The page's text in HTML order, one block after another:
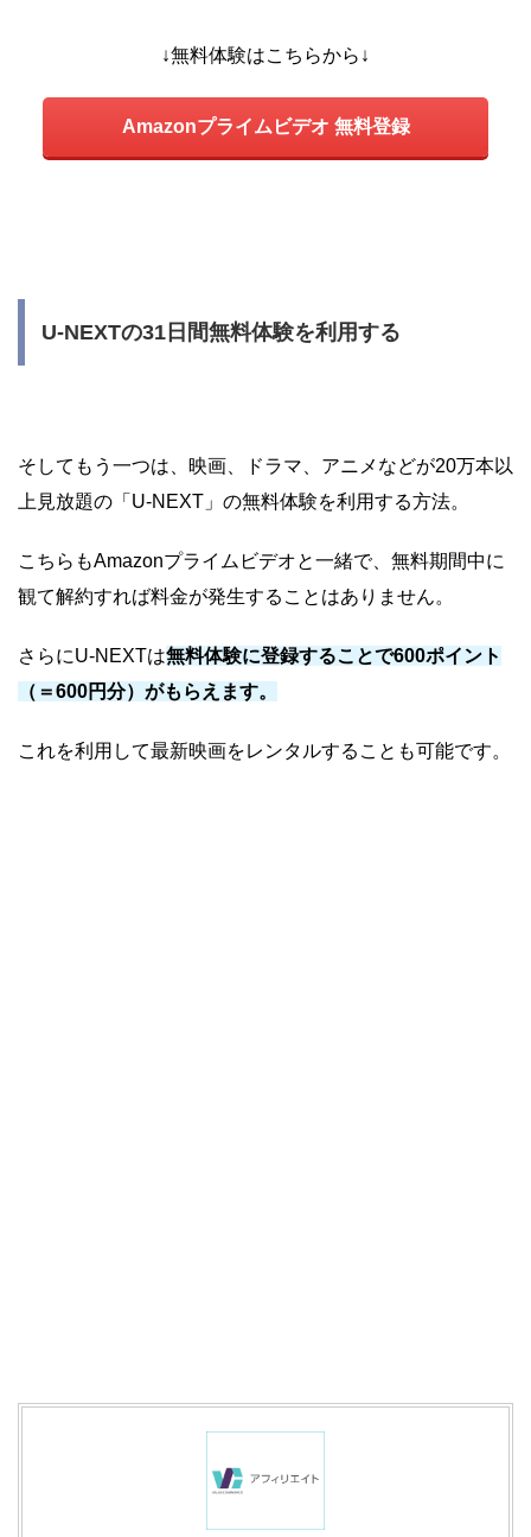
↓無料体験はこちらから↓
Amazonプライムビデオ 無料登録
U-NEXTの31日間無料体験を利用する
そしてもう一つは、映画、ドラマ、アニメなどが20万本以
上見放題の「U-NEXT」の無料体験を利用する方法。
こちらもAmazonプライムビデオと一緒で、無料期間中に
観て解約すれば料金が発生することはありません。
さらにU-NEXTは無料体験に登録することで600ポイント
（＝600円分）がもらえます。
これを利用して最新映画をレンタルすることも可能です。